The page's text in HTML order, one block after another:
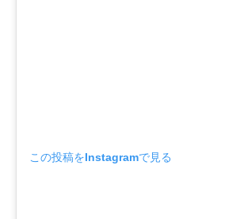
この投稿をInstagramで見る